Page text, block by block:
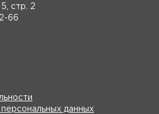
стр. 2
66
данных